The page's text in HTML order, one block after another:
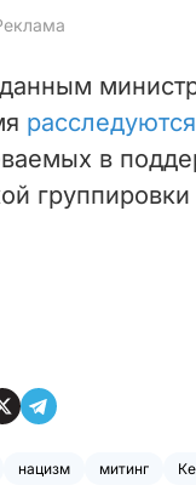
расследуются
в
нацизм митинг